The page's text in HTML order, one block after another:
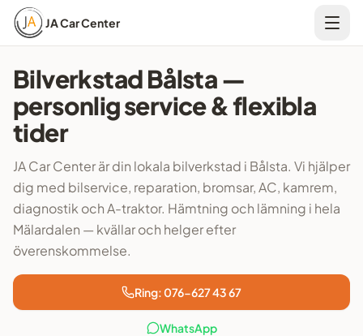
JA Car Center
Bilverkstad Bålsta —
personlig service & flexibla
tider
JA Car Center är din lokala bilverkstad i Bålsta. Vi hjälper
dig med bilservice, reparation, bromsar, AC, kamrem,
diagnostik och A-traktor. Hämtning och lämning i hela
Mälardalen — kvällar och helger efter
överenskommelse.
Ring: 076-627 43 67
WhatsApp